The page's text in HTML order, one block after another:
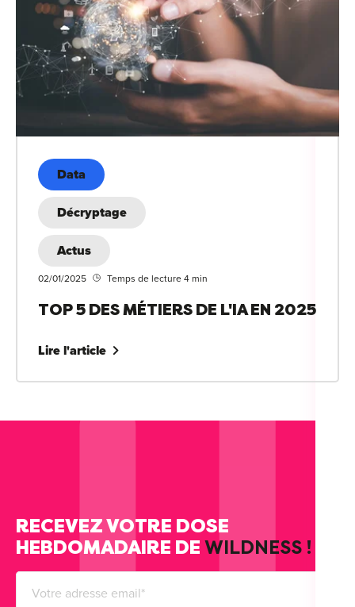
Data
Décryptage
Actus
02/01/2025 Temps de lecture 4 min
TOP 5 DES MÉTIERS DE L'IA EN 2025
Lire l'article
RECEVEZ VOTRE DOSE
HEBDOMADAIRE DE WILDNESS !